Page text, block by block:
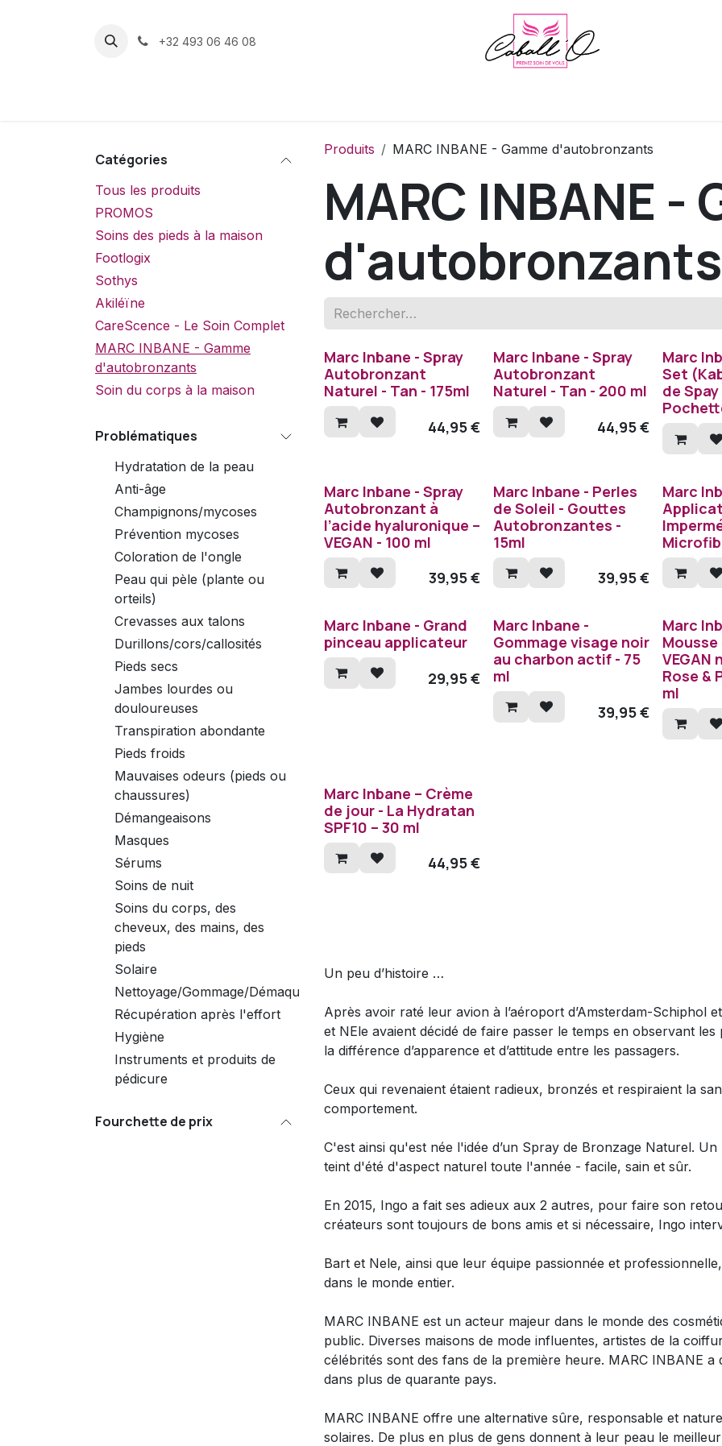
+32 493 06 46 08
Catégories
Tous les produits
PROMOS
Soins des pieds à la maison
Footlogix
Sothys
Akiléïne
CareScence - Le Soin Complet
MARC INBANE - Gamme
d'autobronzants
Soin du corps à la maison
Problématiques
Hydratation de la peau
Anti-âge
Champignons/mycoses
Prévention mycoses
Coloration de l'ongle
Peau qui pèle (plante ou
orteils)
Crevasses aux talons
Durillons/cors/callosités
Pieds secs
Jambes lourdes ou
douloureuses
Transpiration abondante
Pieds froids
Mauvaises odeurs (pieds ou
chaussures)
Démangeaisons
Masques
Sérums
Soins de nuit
Soins du corps, des
cheveux, des mains, des
pieds
Solaire
Nettoyage/Gommage/Démaquillant
Récupération après l'effort
Hygiène
Instruments et produits de
pédicure
Fourchette de prix
Produits MARC INBANE - Gamme d'autobronzants
MARC INBANE -
d'autobronzants
Marc Inbane - Spray
Autobronzant
Naturel - Tan - 175ml
44,95€
Marc Inbane - Spray
Autobronzant
Naturel - Tan - 200 ml
44,95€
Marc
Set
de
Marc Inbane - Spray
Autobronzant à
l’acide hyaluronique –
VEGAN - 100 ml
39,95€
Marc Inbane - Perles
de Soleil - Gouttes
Autobronzantes -
15ml
39,95€
Marc
Marc Inbane - Grand
pinceau applicateur
29,95€
Marc Inbane -
Gommage visage noir
au charbon actif - 75
ml
39,95€
Marc
VEGAN
Rose &
ml
Marc Inbane – Crème
de jour - La Hydratan
SPF10 – 30 ml
44,95€
Un peu d’histoire …
Après avoir raté leur avion à l’aéroport d’Amsterdam-Schiphol
et NEle avaient décidé de faire passer le temps en observant
la différence d’apparence et d’attitude entre les passagers.
Ceux qui revenaient étaient radieux, bronzés et respiraient la
comportement.
C'est ainsi qu'est née l'idée d’un Spray de Bronzage Naturel.
teint d'été d'aspect naturel toute l'année - facile, sain et sûr.
En 2015, Ingo a fait ses adieux aux 2 autres, pour faire son
créateurs sont toujours de bons amis et si nécessaire, Ingo
Bart et Nele, ainsi que leur équipe passionnée et
dans le monde entier.
MARC INBANE est un acteur majeur dans le monde des
public. Diverses maisons de mode influentes, artistes de la
célébrités sont des fans de la première heure. MARC INBANE
dans plus de quarante pays.
MARC INBANE offre une alternative sûre, responsable et
solaires. De plus en plus de gens donnent à leur peau le